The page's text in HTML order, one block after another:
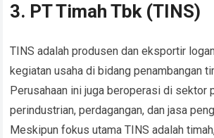
3. PT Timah Tbk (TINS)
TINS adalah produsen dan eksportir
kegiatan usaha di bidang penambangan
Perusahaan ini juga beroperasi di sektor
perindustrian, perdagangan, dan jasa
Meskipun fokus utama TINS adalah